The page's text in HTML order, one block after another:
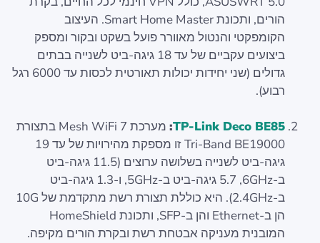
הורים, ותכונת Smart Home Master. העיצוב
הקומפקטי והנטול מאוורר פועל בשקט ובקור ומספק
ביצועים עקביים של עד 18 גיגה-ביט לשנייה בבתים
גדולים (שני יחידות יכולות תאורטית לכסות עד 6000 רגל
רבוע).
TP-Link Deco BE85
:
מערכת Mesh WiFi 7 בתצורת
Tri-Band BE19000 זו מספקת מהירויות של עד 19
גיגה-ביט לשנייה בשלושה ערוצים (11.5 גיגה-ביט
ב-6GHz,‏ 5.7 גיגה-ביט ב-5GHz,‏ ו-1.3 גיגה-ביט
ב-2.4GHz). היא כוללת תצורת רשת מתקדמת של 10G
הן ב-Ethernet והן ב-SFP, ותכונת HomeShield
המובנית מעניקה אבטחת רשת ובקרת הורים מקיפה.